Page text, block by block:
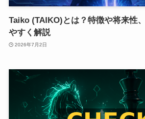
Taiko (TAIKO)とは？特徴や将来性
やすく解説
2026年7月2日